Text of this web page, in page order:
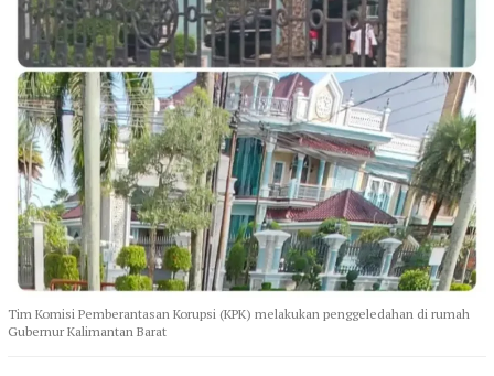
Tim Komisi Pemberantasan Korupsi (KPK) melakukan penggeledahan di rumah
Gubernur Kalimantan Barat